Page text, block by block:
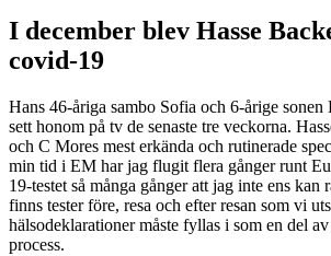
I december blev Hasse
covid-19
Hans 46-åriga sambo Sofia och 6-årige
sett honom på tv de senaste tre veckorna.
och C Mores mest erkända och rutinerade
min tid i EM har jag flugit flera gånger runt
19-testet så många gånger att jag inte ens kan
finns tester före, resa och efter resan som vi
hälsodeklarationer måste fyllas i som en del
process.